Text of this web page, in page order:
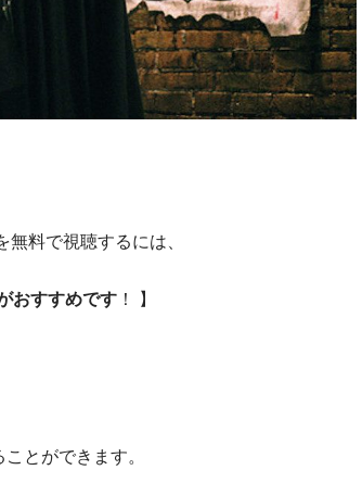
料で視聴するには、
おすすめです ！ 】
とができます。